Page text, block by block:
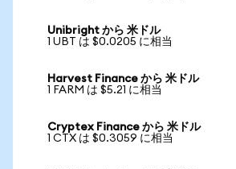
Unibright から 米ドル
1 UBT は $0.0205 に相当
Harvest Finance から 米ドル
1 FARM は $5.21 に相当
Cryptex Finance から 米ドル
1 CTX は $0.3059 に相当